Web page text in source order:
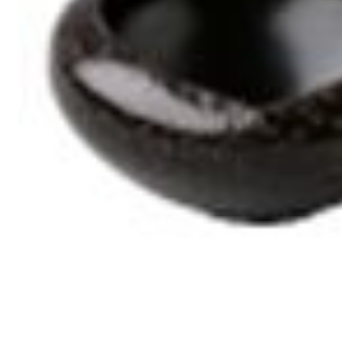
Все для гостиниц
Оборудование